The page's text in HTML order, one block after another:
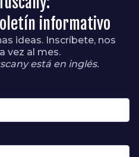
informativo
ideas. Inscríbete, nos
vez al mes.
está en inglés.